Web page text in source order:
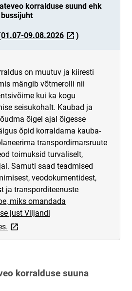
korralduse suund ehk
09.08.2026link opens on new
)
on muutuv ja kiiresti
mängib võtmerolli nii
kui ka kogu
seisukohalt. Kaubad ja
õigel ajal õigesse
õpid korraldama kauba-
transpordimarsruute
toimuksid turvaliselt,
Samuti saad teadmised
veodokumentidest,
ja transporditeenuste
miks omandada
just Viljandi
link opens on new page
korralduse suuna